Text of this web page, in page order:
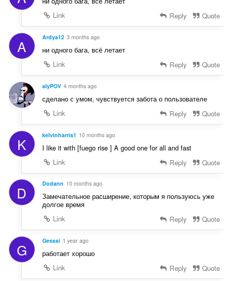
t
o
n
s
Link
Reply Quote
A Ardya12 3 months ago
ни одного бага, всё летает
Link
Reply Quote
alyPOV 4 months ago
сделано с умом, чувствуется забота о пользователе
Link
Reply Quote
K kelvinharris1 10 months ago
I like it with [fuego rise ] A good one for all and fast
Link
Reply Quote
D Dodann 10 months ago
Замечательное расширение, которым я пользуюсь уже
долгое время
Link
Reply Quote
G Gesssi 1 year ago
работает хорошо
Link
Reply Quote